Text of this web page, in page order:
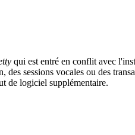
qui est entré en conflit avec
sessions vocales ou des
de logiciel supplémentaire.